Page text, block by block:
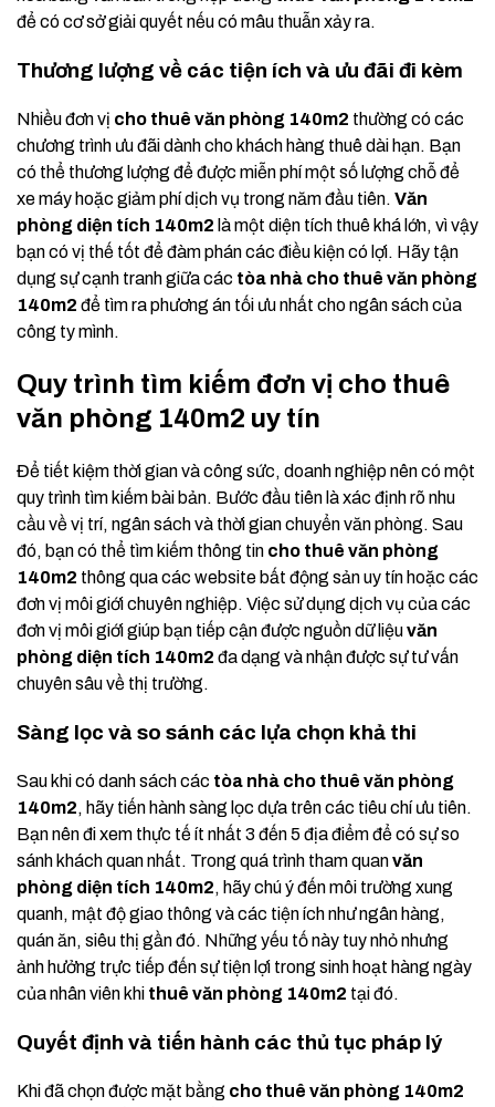
để có cơ sở giải quyết nếu có mâu thuẫn xảy ra.
Thương lượng về các tiện ích và ưu đãi đi kèm
Nhiều đơn vị cho thuê văn phòng 140m2 thường có các
chương trình ưu đãi dành cho khách hàng thuê dài hạn. Bạn
có thể thương lượng để được miễn phí một số lượng chỗ để
xe máy hoặc giảm phí dịch vụ trong năm đầu tiên. Văn
phòng diện tích 140m2 là một diện tích thuê khá lớn, vì vậy
bạn có vị thế tốt để đàm phán các điều kiện có lợi. Hãy tận
dụng sự cạnh tranh giữa các tòa nhà cho thuê văn phòng
140m2 để tìm ra phương án tối ưu nhất cho ngân sách của
công ty mình.
Quy trình tìm kiếm đơn vị cho thuê
văn phòng 140m2 uy tín
Để tiết kiệm thời gian và công sức, doanh nghiệp nên có một
quy trình tìm kiếm bài bản. Bước đầu tiên là xác định rõ nhu
cầu về vị trí, ngân sách và thời gian chuyển văn phòng. Sau
đó, bạn có thể tìm kiếm thông tin cho thuê văn phòng
140m2 thông qua các website bất động sản uy tín hoặc các
đơn vị môi giới chuyên nghiệp. Việc sử dụng dịch vụ của các
đơn vị môi giới giúp bạn tiếp cận được nguồn dữ liệuvăn
phòng diện tích 140m2 đa dạng và nhận được sự tư vấn
chuyên sâu về thị trường.
Sàng lọc và so sánh các lựa chọn khả thi
Sau khi có danh sách các tòa nhà cho thuê văn phòng
140m2, hãy tiến hành sàng lọc dựa trên các tiêu chí ưu tiên.
Bạn nên đi xem thực tế ít nhất 3 đến 5 địa điểm để có sự so
sánh khách quan nhất. Trong quá trình tham quanvăn
phòng diện tích 140m2, hãy chú ý đến môi trường xung
quanh, mật độ giao thông và các tiện ích như ngân hàng,
quán ăn, siêu thị gần đó. Những yếu tố này tuy nhỏ nhưng
ảnh hưởng trực tiếp đến sự tiện lợi trong sinh hoạt hàng ngày
của nhân viên khi thuê văn phòng 140m2 tại đó.
Quyết định và tiến hành các thủ tục pháp lý
Khi đã chọn được mặt bằng cho thuê văn phòng 140m2